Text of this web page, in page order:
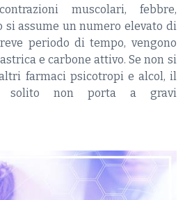
muscolari, febbre,
si assume un numero elevato di
periodo di tempo, vengono
e carbone attivo. Se non si
farmaci psicotropi e alcol, il
solito non porta a gravi